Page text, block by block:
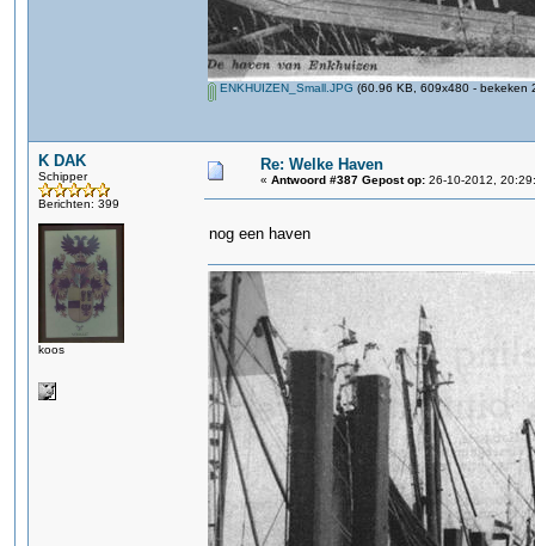
ENKHUIZEN_Small.JPG (60.96 KB, 609x480 - bekeken
K DAK
Schipper
Berichten: 399
koos
Re: Welke Haven
« Antwoord #387 Gepost op: 26-10-2012,
nog een haven